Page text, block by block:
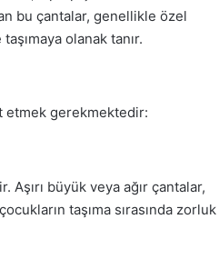
bu çantalar, genellikle özel
olanak tanır.
etmek gerekmektedir:
büyük veya ağır çantalar,
taşıma sırasında zorluk